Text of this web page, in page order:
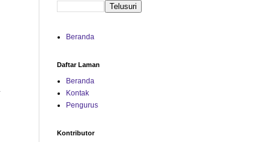
Beranda
Daftar Laman
Beranda
Kontak
Pengurus
Kontributor